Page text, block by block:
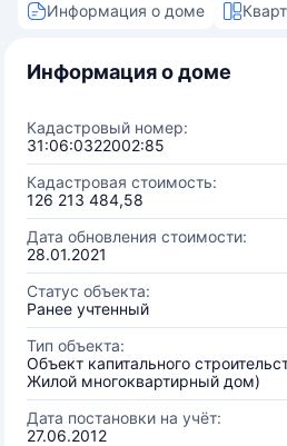
Информация о доме
Информация о доме
Кадастровый номер:
31:06:0322002:85
Кадастровая стоимость:
126 213 484,58
Дата обновления стоимости:
28.01.2021
Статус объекта:
Ранее учтенный
Тип объекта:
Объект капитального
Жилой многоквартирный дом)
Дата постановки на учёт:
27.06.2012